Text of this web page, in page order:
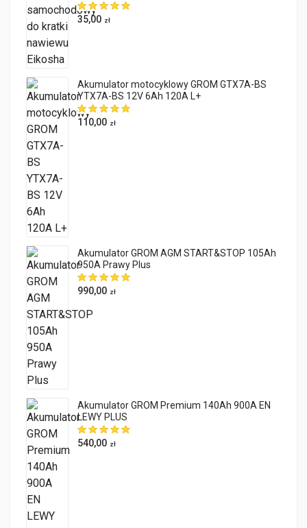
35,00 zł
Akumulator motocyklowy GROM GTX7A-BS
YTX7A-BS 12V 6Ah 120A L+
110,00 zł
Akumulator GROM AGM START&STOP 105Ah
950A Prawy Plus
990,00 zł
Akumulator GROM Premium 140Ah 900A EN
LEWY PLUS
540,00 zł